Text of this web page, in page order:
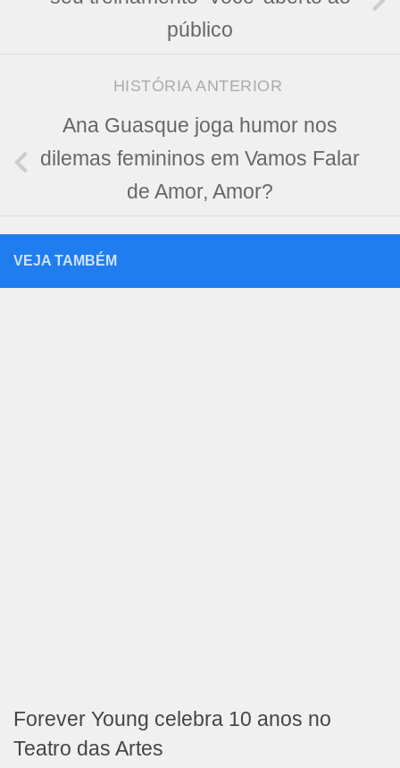
público
HISTÓRIA ANTERIOR
Ana Guasque joga humor nos
dilemas femininos em Vamos Falar
de Amor, Amor?
VEJA TAMBÉM
Forever Young celebra 10 anos no
Teatro das Artes